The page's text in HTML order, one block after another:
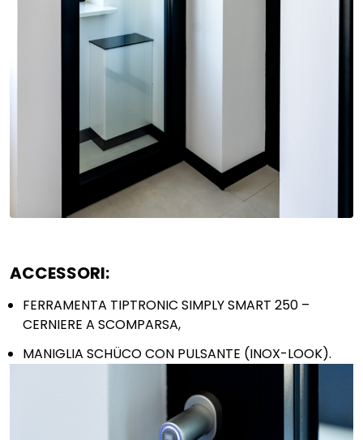
ACCESSORI:
FERRAMENTA TIPTRONIC SIMPLY SMART 250 –
CERNIERE A SCOMPARSA,
MANIGLIA SCHÜCO CON PULSANTE (INOX-LOOK).